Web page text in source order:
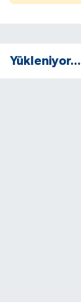
Yükleniyor...